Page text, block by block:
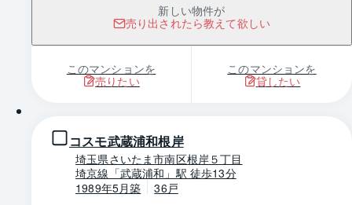
新しい物件が
売り出されたら教えて欲しい
このマンションを
売りたい
このマンションを
貸したい
コスモ武蔵浦和根岸
埼玉県さいたま市南区根岸５丁目
埼京線「武蔵浦和」駅 徒歩13分
1989年5月築
36戸